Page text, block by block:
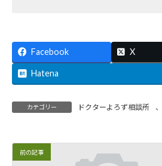
Facebook X
Hatena
カテゴリー ドクターよろず相談所 、
前の記事